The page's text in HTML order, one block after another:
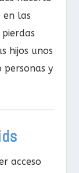
en las
hijos unos
personas y
acceso